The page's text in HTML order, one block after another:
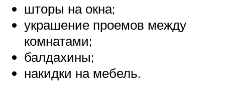
шторы на окна;
украшение проемов между
комнатами;
балдахины;
накидки на мебель.